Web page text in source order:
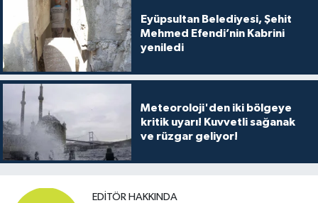
Eyüpsultan Belediyesi, Şehit
Mehmed Efendi’nin Kabrini
yeniledi
Meteoroloji'den iki bölgeye
kritik uyarı! Kuvvetli sağanak
ve rüzgar geliyor!
EDITÖR HAKKINDA